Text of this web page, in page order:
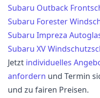
Subaru Outback
Subaru Forester
Subaru Impreza
Subaru XV
Jetzt individuelles
anfordern und Termin
und zu fairen Preisen.